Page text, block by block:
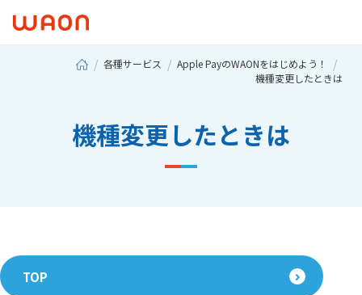
各種サービス
Apple PayのWAONをはじめよう！
機種変更したときは
機種変更したときは
TOP